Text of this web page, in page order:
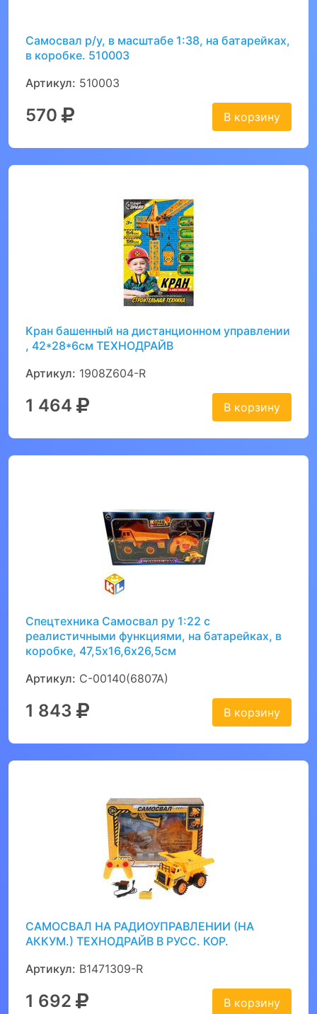
Самосвал р/у, в масштабе 1:38, на батарейках,
в коробке. 510003
Артикул: 510003
570 В корзину
Кран башенный на дистанционном управлении
, 42*28*6см ТЕХНОДРАЙВ
Артикул: 1908Z604-R
1 464 В корзину
Спецтехника Самосвал ру 1:22 с
реалистичными функциями, на батарейках, в
коробке, 47,5х16,6х26,5см
Артикул: C-00140(6807A)
1 843 В корзину
САМОСВАЛ НА РАДИОУПРАВЛЕНИИ (НА
АККУМ.) ТЕХНОДРАЙВ В РУСС. КОР.
Артикул: B1471309-R
1 692 В корзину